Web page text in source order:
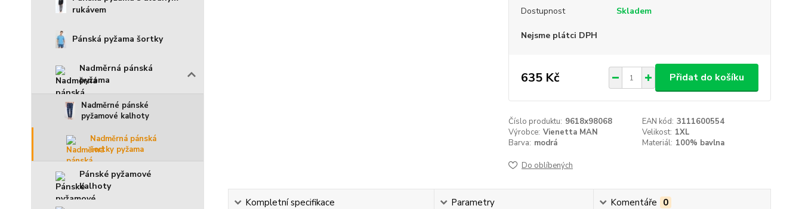
rukávem
Pánská pyžama šortky
Nadměrná pánská
pyžama
Nadměrné pánské
pyžamové kalhoty
Nadměrná pánská
šortky pyžama
Pánské pyžamové
kalhoty
Dostupnost Skladem
Nejsme plátci DPH
635 Kč Přidat do košíku
Číslo produktu: 9618x98068 EAN kód: 3111600554
Výrobce: Vienetta MAN Velikost: 1XL
Barva: modrá Materiál: 100% bavlna
Do oblíbených
Kompletní specifikace Parametry Komentáře 0